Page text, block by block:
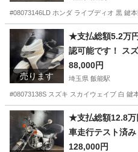
#08073146LD ホンダ ライブディオ 黒 鍵
埼玉 飯能市 飯能駅 ホンダ
売ります
★支払総額5.2万
認可能です！ ス
人気のスカブ！
トガーニッシュ！
88,000円
埼玉県 飯能駅
#08073138S スズキ スカイウェイブ 白
埼玉 飯能市 飯能駅 スズキ
★支払総額12.8万
車走行テスト済
のGN125！ エン
128,000円